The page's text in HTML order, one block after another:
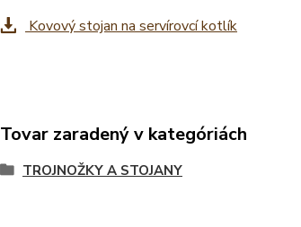
Kovový stojan na servírovcí kotlík
Tovar zaradený v kategóriách
TROJNOŽKY A STOJANY